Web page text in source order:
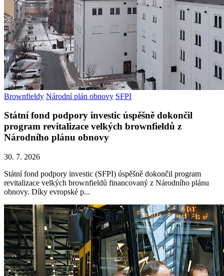
Brownfieldy Národní plán obnovy SFPI
Státní fond podpory investic úspěšně dokončil
program revitalizace velkých brownfieldů z
Národního plánu obnovy
30. 7. 2026
Státní fond podpory investic (SFPI) úspěšně dokončil program
revitalizace velkých brownfieldů financovaný z Národního plánu
obnovy. Díky evropské p...